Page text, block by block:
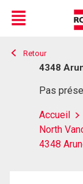
Live
En Direct
Menu
Retour
4348
Pas
Accueil
North
4348